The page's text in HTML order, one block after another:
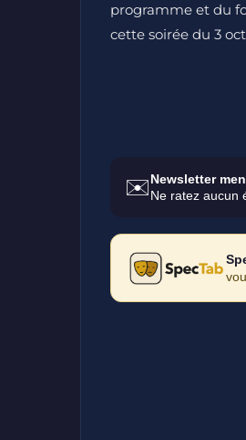
programme et du
cette soirée du 3
✉️Newsletter
Ne ratez aucun